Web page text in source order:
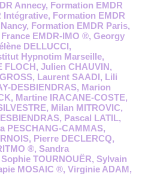
Annecy, Formation EMDR
Intégrative, Formation EMDR
, Formation EMDR Paris,
France EMDR-IMO ®, Georgy
DELLUCCI,
Hypnotim Marseille,
FLOCH, Julien CHAUVIN,
, Laurent SAADI, Lili
DESBIENDRAS, Marion
, Martine IRACANE-COSTE,
, Milan MITROVIC,
, Pascal LATIL,
PESCHANG-CAMMAS,
, Pierre DECLERCQ,
®, Sandra
Sophie TOURNOUËR, Sylvain
MOSAIC ®, Virginie ADAM,